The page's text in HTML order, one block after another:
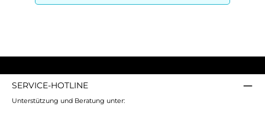
SERVICE-HOTLINE
Unterstützung und Beratung unter: